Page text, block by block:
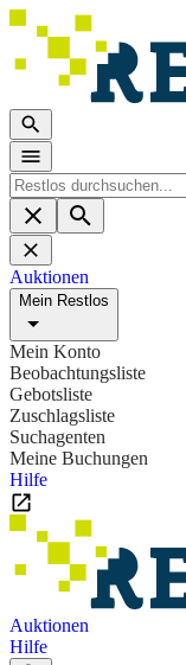
Auktionen
Mein Restlos
Mein Konto
Beobachtungsliste
Gebotsliste
Zuschlagsliste
Suchagenten
Meine Buchungen
Hilfe
Auktionen
Hilfe